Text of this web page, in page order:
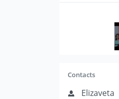
Contacts
Elizaveta